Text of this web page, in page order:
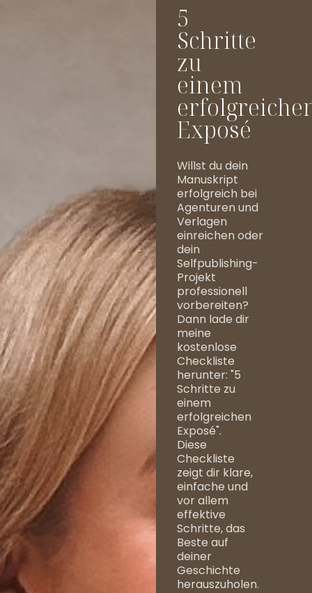
5
Schritte
zu
einem
Exposé
Willst du dein
Manuskript
erfolgreich bei
Agenturen und
Verlagen
einreichen oder
dein
Selfpublishing-
Projekt
professionell
vorbereiten?
Dann lade dir
meine
kostenlose
Checkliste
herunter: "5
Schritte zu
einem
erfolgreichen
Exposé".
Diese
Checkliste
zeigt dir klare,
einfache und
vor allem
effektive
Schritte, das
Beste auf
deiner
Geschichte
herauszuholen.